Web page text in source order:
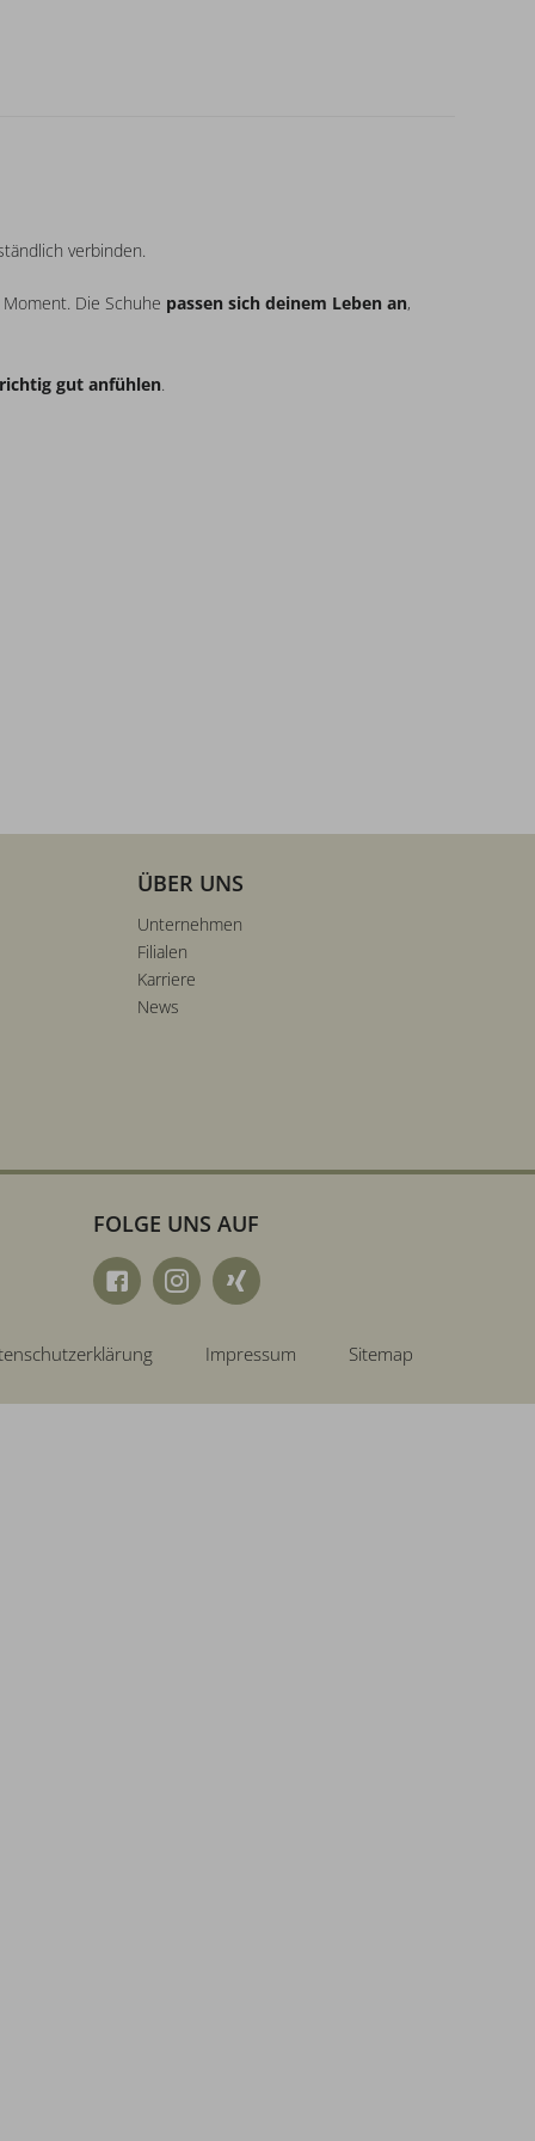
verbinden.
Die Schuhe passen sich deinem Leben an,
richtig gut anfühlen.
ÜBER UNS
Unternehmen
Filialen
Karriere
News
FOLGE UNS AUF
Impressum Sitemap